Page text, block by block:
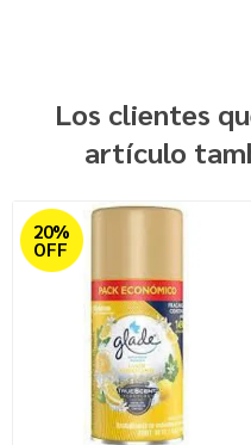
Los clientes
artículo
20%
OFF